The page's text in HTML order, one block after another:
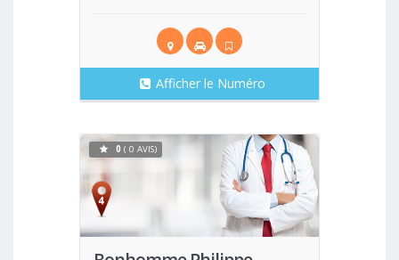
Afficher le Numéro
Voir
0 ( 0 AVIS)